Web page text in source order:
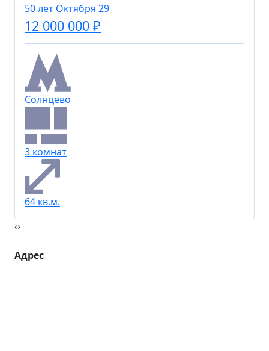
50 лет Октября 29
12 000 000 ₽
Солнцево
3 комнат
64 кв.м.
‹›
Адрес